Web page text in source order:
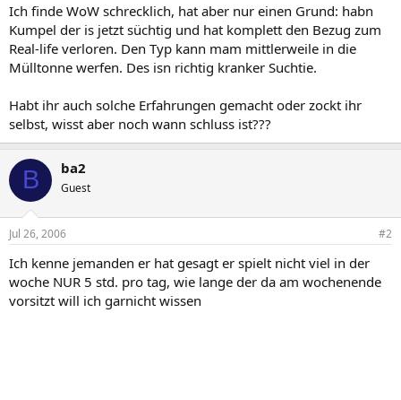
Ich finde WoW schrecklich, hat aber nur einen Grund: habn
Kumpel der is jetzt süchtig und hat komplett den Bezug zum
Real-life verloren. Den Typ kann mam mittlerweile in die
Mülltonne werfen. Des isn richtig kranker Suchtie.
Habt ihr auch solche Erfahrungen gemacht oder zockt ihr
selbst, wisst aber noch wann schluss ist???
B ba2
Guest
Jul 26, 2006 #2
Ich kenne jemanden er hat gesagt er spielt nicht viel in der
woche NUR 5 std. pro tag, wie lange der da am wochenende
vorsitzt will ich garnicht wissen